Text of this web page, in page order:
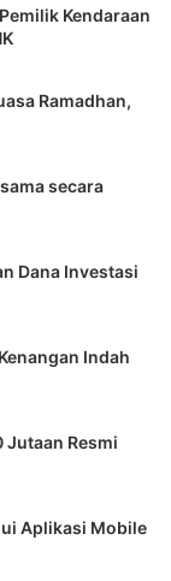
Kendaraan
Ramadhan,
secara
Dana Investasi
Indah
Jutaan Resmi
Aplikasi Mobile